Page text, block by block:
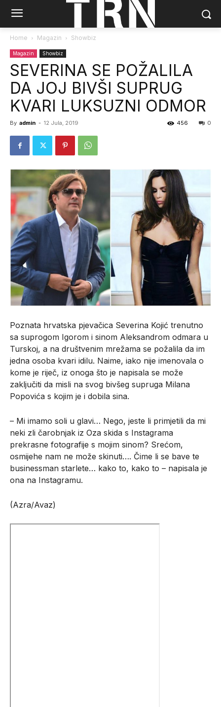
Home Magazin Showbiz
Magazin Showbiz
SEVERINA SE POŽALILA
DA JOJ BIVŠI SUPRUG
KVARI LUKSUZNI ODMOR
By admin - 12 Jula, 2019 0
456
Poznata hrvatska pjevačica Severina Kojić trenutno
sa suprogom Igorom i sinom Aleksandrom odmara u
Turskoj, a na društvenim mrežama se požalila da im
jedna osoba kvari idilu. Naime, iako nije imenovala o
kome je riječ, iz onoga što je napisala se može
zaključiti da misli na svog bivšeg supruga Milana
Popovića s kojim je i dobila sina.
– Mi imamo soli u glavi… Nego, jeste li primjetili da mi
neki zli čarobnjak iz Oza skida s Instagrama
prekrasne fotografije s mojim sinom? Srećom,
osmijehe nam ne može skinuti…. Čime li se bave te
businessman starlete… kako to, kako to – napisala je
ona na Instagramu.
(Azra/Avaz)